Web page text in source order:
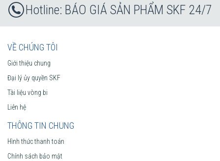
BÁO GIÁ SẢN PHẨM SKF 24/7
VỀ CHÚNG TÔI
Giới thiệu chung
Đại lý ủy quyền SKF
Tài liệu vòng bi
Liên hệ
THÔNG TIN CHUNG
Hình thức thanh toán
Chính sách bảo mật